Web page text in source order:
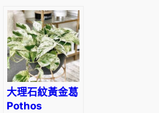
大理石紋黃金葛
Pothos